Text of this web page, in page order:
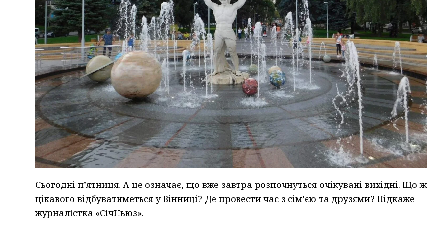
Сьогодні п’ятниця. А це означає, що вже завтра розпочнуться очікувані вихідні. Що ж
цікавого відбуватиметься у Вінниці? Де провести час з сім’єю та друзями? Підкаже
журналістка «СічНьюз».